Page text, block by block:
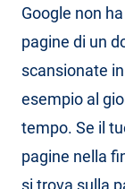
Google non
pagine di un
scansionate
esempio al
tempo. Se il
pagine nella